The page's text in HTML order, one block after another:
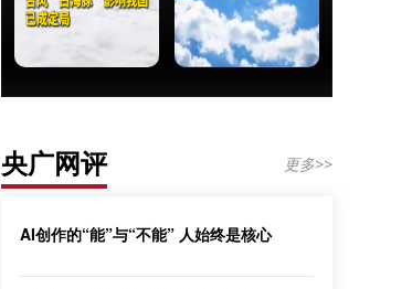
央广网评 更多>>
AI创作的“能”与“不能” 人始终是核心